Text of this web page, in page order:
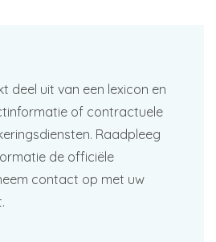
deel uit van een lexicon en
of contractuele
Raadpleeg
de officiële
contact op met uw